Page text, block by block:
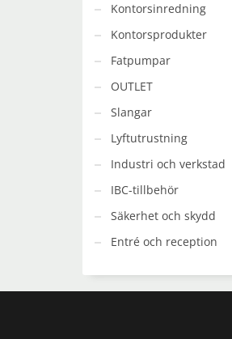
Kontorsinredning
Kontorsprodukter
Fatpumpar
OUTLET
Slangar
Lyftutrustning
Industri och verkstad
IBC-tillbehör
Säkerhet och skydd
Entré och reception